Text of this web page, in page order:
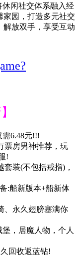
休闲社交体系融入经
家园，打造多元社交
解放双手，享受互动
6.48元!!!
票房男神推荐，玩
!
装(不包括戒指)，
:船新版本+船新体
、永久翅膀塞满你
，居魔人物，个人
回收返蓝钻!